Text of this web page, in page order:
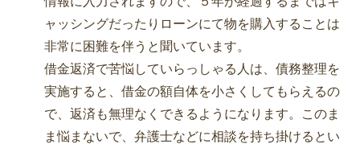
ャッシングだったりローンにて物を購入することは
非常に困難を伴うと聞いています。
借金返済で苦悩していらっしゃる人は、債務整理を
実施すると、借金の額自体を小さくしてもらえるの
で、返済も無理なくできるようになります。このま
ま悩まないで、弁護士などに相談を持ち掛けるとい